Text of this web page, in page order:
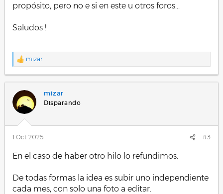
propósito, pero no e si en este u otros foros...
Saludos !
R
a
c
i
o
e
s
:
mizar
mizar
Disparando
1 Oct 2025 #3
En el caso de haber otro hilo lo refundimos.
De todas formas la idea es subir uno independiente
cada mes, con solo una foto a editar.